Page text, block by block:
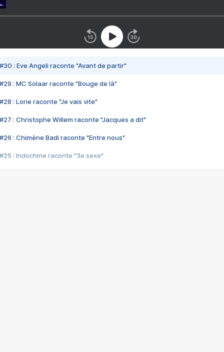
#30 : Eve Angeli raconte "Avant de partir"
#29 : MC Solaar raconte "Bouge de là"
#28 : Lorie raconte "Je vais vite"
#27 : Christophe Willem raconte "Jacques a dit"
#26 : Chimène Badi raconte "Entre nous"
#25 : Indochine raconte "3e sexe"